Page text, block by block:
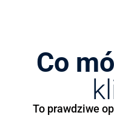
Co
To prawdziwe